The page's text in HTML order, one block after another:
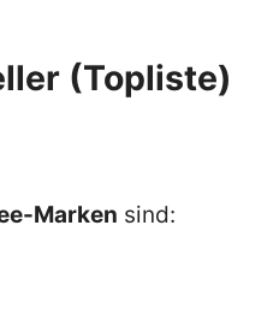
(Topliste)
Marken sind: